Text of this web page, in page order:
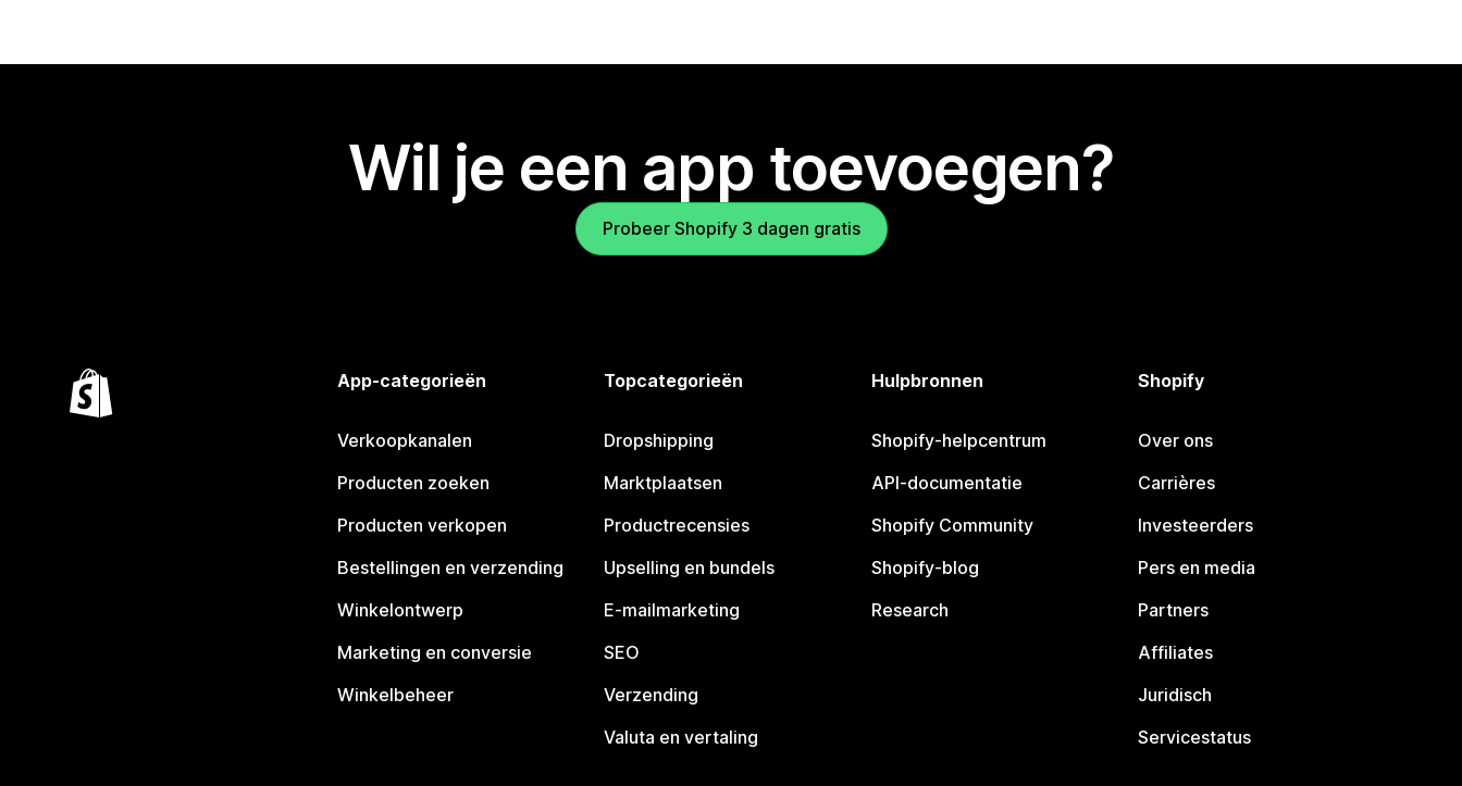
Wil je een app toevoegen?
Probeer Shopify 3 dagen gratis
App-categorieën
Verkoopkanalen
Producten zoeken
Producten verkopen
Bestellingen en verzending
Winkelontwerp
Marketing en conversie
Winkelbeheer
Topcategorieën
Dropshipping
Marktplaatsen
Productrecensies
Upselling en bundels
E-mailmarketing
SEO
Verzending
Valuta en vertaling
Hulpbronnen
Shopify-helpcentrum
API-documentatie
Shopify Community
Shopify-blog
Research
Shopify
Over ons
Carrières
Investeerders
Pers en media
Partners
Affiliates
Juridisch
Servicestatus